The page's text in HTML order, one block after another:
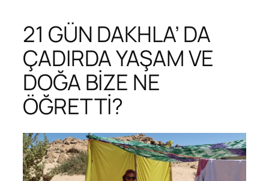
21 GÜN DAKHLA’ DA
ÇADIRDA YAŞAM VE
DOĞA BİZE NE
ÖĞRETTİ?